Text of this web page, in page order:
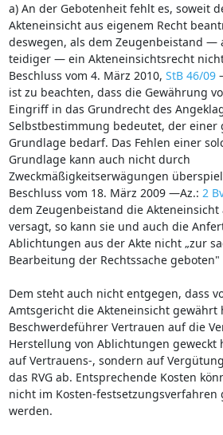
a) An der Gebotenheit fehlt es, soweit
Akteneinsicht aus eigenem Recht
deswegen, als dem Zeugenbeistand —
teidiger — ein Akteneinsichtsrecht nicht
Beschluss vom 4. März 2010, StB 46/09
ist zu beachten, dass die Gewährung
Eingriff in das Grundrecht des
Selbstbestimmung bedeutet, der einer
Grundlage bedarf. Das Fehlen einer
Grundlage kann auch nicht durch
Zweckmäßigkeitserwägungen
Beschluss vom 18. März 2009 —Az.: 2
dem Zeugenbeistand die Akteneinsicht
versagt, so kann sie und auch die
Ablichtungen aus der Akte nicht „zur
Bearbeitung der Rechtssache geboten"
Dem steht auch nicht entgegen, dass
Amtsgericht die Akteneinsicht
Beschwerdeführer Vertrauen auf die
Herstellung von Ablichtungen geweckt
auf Vertrauens-, sondern auf
das RVG ab. Entsprechende Kosten
nicht im Kosten-festsetzungsverfahren
werden.